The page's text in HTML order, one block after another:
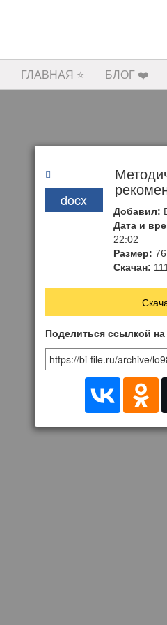
ГЛАВНАЯ ⭐️ БЛОГ ❤️
docx
Добавил:
Дата и
22:02
Размер:
Скачан:
Поделиться ссылкой